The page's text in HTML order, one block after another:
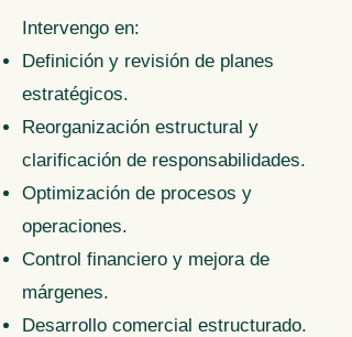
Intervengo en:
Definición y revisión de planes
estratégicos.
Reorganización estructural y
clarificación de responsabilidades.
Optimización de procesos y
operaciones.
Control financiero y mejora de
márgenes.
Desarrollo comercial estructurado.